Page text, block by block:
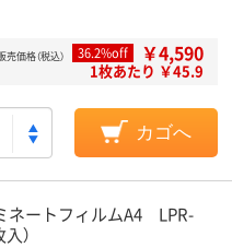
売価格（税込） 36.2%off ￥4,590
1枚あたり ￥45.9
カゴへ
ートフィルムA4 LPR-
）